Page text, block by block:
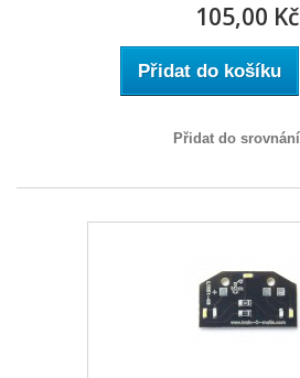
105,00 Kč
Přidat do košíku
Přidat do srovnání